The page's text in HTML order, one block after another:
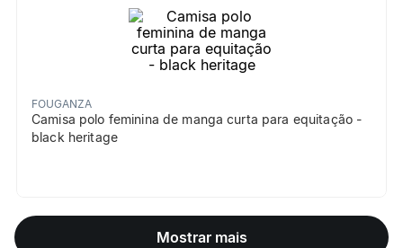
FOUGANZA
Camisa polo feminina de manga curta para equitação -
black heritage
Mostrar mais